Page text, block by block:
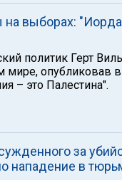
на выборах:
политик Герт
мире, опубликовав в
– это Палестина".
за
нападение в